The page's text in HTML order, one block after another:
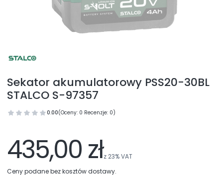
Sekator akumulatorowy PSS20-30BL
STALCO S-97357
0.00(Oceny: 0 Recenzje: 0)
435,00 złz 23%VAT
Ceny podane bez kosztów dostawy.